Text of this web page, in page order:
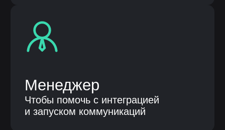
ОГРН: 1255200007996
ОКВЭД 62.01 «Разработка
модификация, интеграция, сопровождение,
а также оказание услуг в отношении программ для
электронных вычислительных машин и баз
Контактные лица